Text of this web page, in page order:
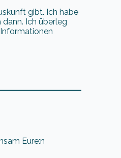
gibt. Ich habe
Ich überleg
Eure:n